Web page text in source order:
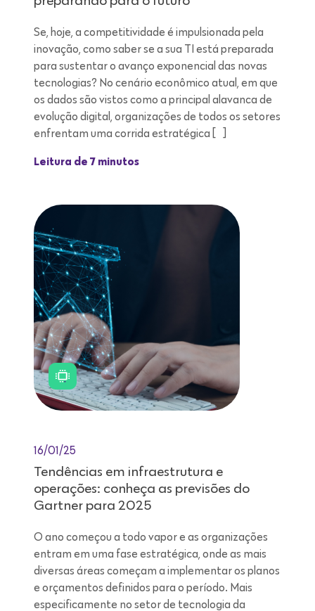
Se, hoje, a competitividade é impulsionada pela
inovação, como saber se a sua TI está preparada
para sustentar o avanço exponencial das novas
tecnologias? No cenário econômico atual, em que
os dados são vistos como a principal alavanca de
evolução digital, organizações de todos os setores
enfrentam uma corrida estratégica […]
Leitura de 7 minutos
16/01/25
Tendências em infraestrutura e
operações: conheça as previsões do
Gartner para 2025
O ano começou a todo vapor e as organizações
entram em uma fase estratégica, onde as mais
diversas áreas começam a implementar os planos
e orçamentos definidos para o período. Mais
especificamente no setor de tecnologia da